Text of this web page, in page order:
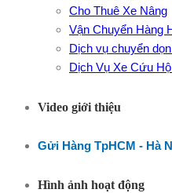
Cho Thuê Xe Nâng
Vận Chuyển Hàng
Dịch vụ chuyển
Dịch Vụ Xe Cứu
Video giới thiệu
Gửi Hàng TpHCM - Hà
Hình ảnh hoạt động